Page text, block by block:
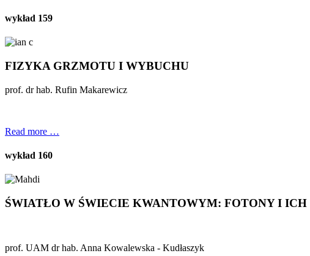
wykład 159
FIZYKA GRZMOTU I WYBUCHU
prof. dr hab. Rufin Makarewicz
Read more …
wykład 160
ŚWIATŁO W ŚWIECIE KWANTOWYM: FOTONY I
prof. UAM dr hab. Anna Kowalewska - Kudłaszyk